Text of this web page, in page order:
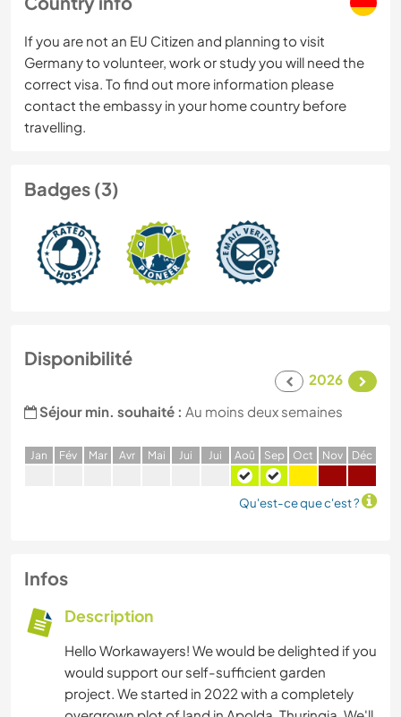
If you are not an EU Citizen and planning to visit
Germany to volunteer, work or study you will need the
correct visa. To find out more information please
contact the embassy in your home country before
travelling.
Badges (3)
Disponibilité
2026
Séjour min. souhaité : Au moins deux semaines
Jan Fév Mar Avr Mai Jui Jui Aoû Sep Oct Nov Déc
Qu'est-ce que c'est ?
Infos
Description
Hello Workawayers! We would be delighted if you
would support our self-sufficient garden
project. We started in 2022 with a completely